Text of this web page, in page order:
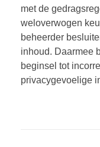
met de
weloverwogen
beheerder
inhoud. Daarmee
beginsel tot
privacygevoelige